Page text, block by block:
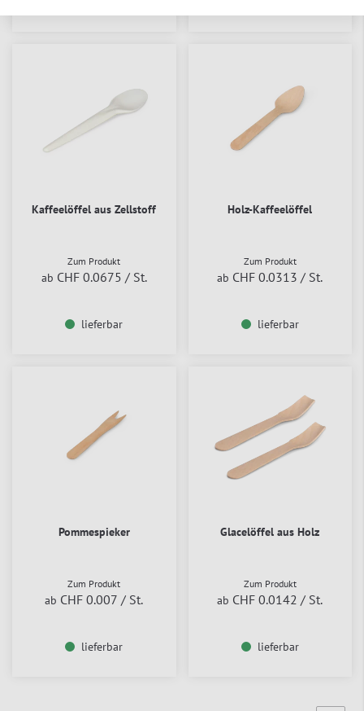
Kaffeelöffel aus Zellstoff
Zum Produkt
ab CHF 0.0675 / St.
lieferbar
Holz-Kaffeelöffel
Zum Produkt
ab CHF 0.0313 / St.
lieferbar
Pommespieker
Zum Produkt
ab CHF 0.007 / St.
lieferbar
Glacelöffel aus Holz
Zum Produkt
ab CHF 0.0142 / St.
lieferbar